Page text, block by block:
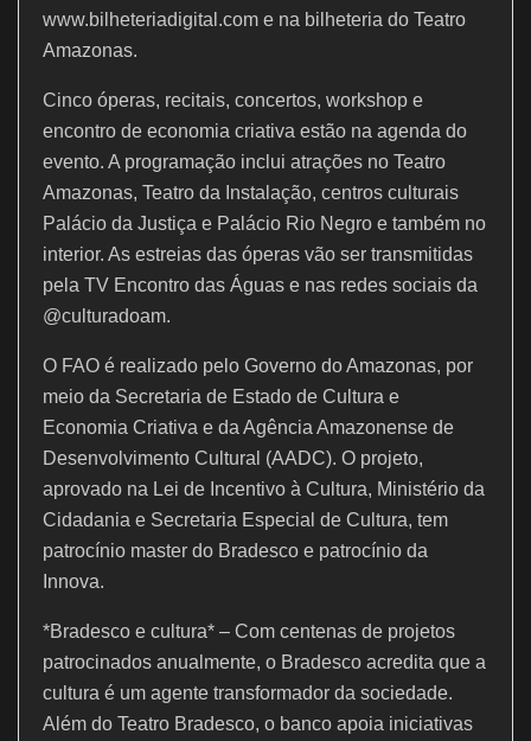
www.bilheteriadigital.com e na bilheteria do Teatro
Amazonas.
Cinco óperas, recitais, concertos, workshop e
encontro de economia criativa estão na agenda do
evento. A programação inclui atrações no Teatro
Amazonas, Teatro da Instalação, centros culturais
Palácio da Justiça e Palácio Rio Negro e também no
interior. As estreias das óperas vão ser transmitidas
pela TV Encontro das Águas e nas redes sociais da
@culturadoam.
O FAO é realizado pelo Governo do Amazonas, por
meio da Secretaria de Estado de Cultura e
Economia Criativa e da Agência Amazonense de
Desenvolvimento Cultural (AADC). O projeto,
aprovado na Lei de Incentivo à Cultura, Ministério da
Cidadania e Secretaria Especial de Cultura, tem
patrocínio master do Bradesco e patrocínio da
Innova.
*Bradesco e cultura* – Com centenas de projetos
patrocinados anualmente, o Bradesco acredita que a
cultura é um agente transformador da sociedade.
Além do Teatro Bradesco, o banco apoia iniciativas